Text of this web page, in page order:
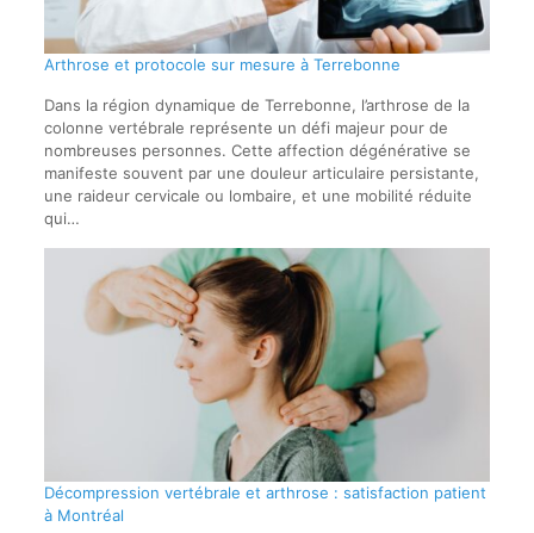
Arthrose et protocole sur mesure à Terrebonne
Dans la région dynamique de Terrebonne, l’arthrose de la
colonne vertébrale représente un défi majeur pour de
nombreuses personnes. Cette affection dégénérative se
manifeste souvent par une douleur articulaire persistante,
une raideur cervicale ou lombaire, et une mobilité réduite
qui…
Décompression vertébrale et arthrose : satisfaction patient
à Montréal